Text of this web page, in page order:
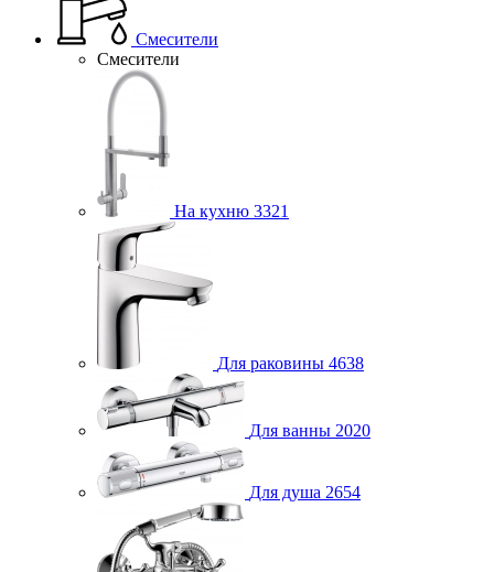
Смесители
Смесители
На кухню 3321
Для раковины 4638
Для ванны 2020
Для душа 2654